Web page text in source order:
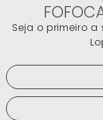
Seja o primeiro